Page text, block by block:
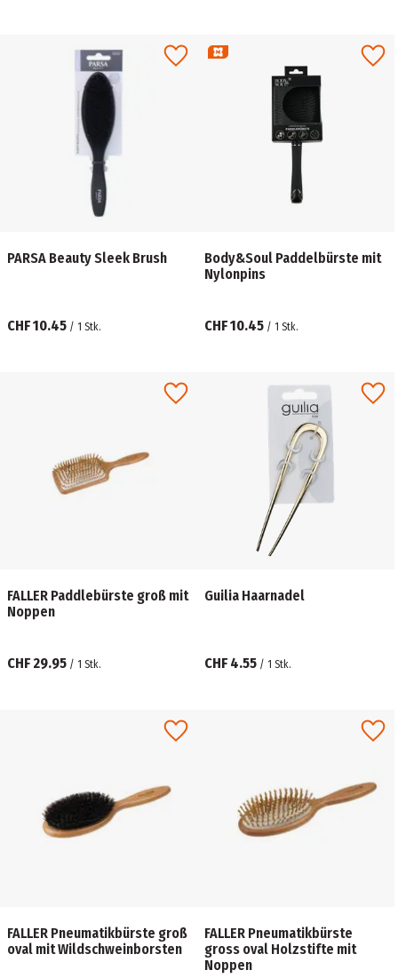
PARSA Beauty Sleek Brush
CHF 10.45 / 1 Stk.
Body&Soul Paddelbürste mit
Nylonpins
CHF 10.45 / 1 Stk.
FALLER Paddlebürste groß mit
Noppen
CHF 29.95 / 1 Stk.
Guilia Haarnadel
CHF 4.55 / 1 Stk.
FALLER Pneumatikbürste groß
oval mit Wildschweinborsten
FALLER Pneumatikbürste
gross oval Holzstifte mit
Noppen